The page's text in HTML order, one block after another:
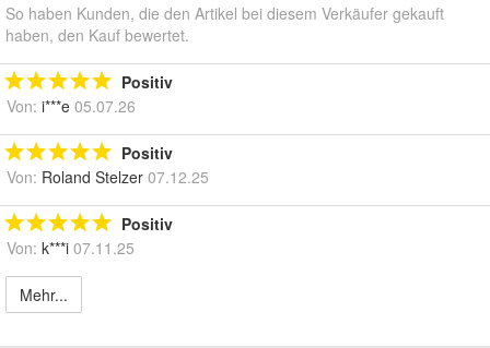
So haben Kunden, die den Artikel bei diesem Verkäufer gekauft
haben, den Kauf bewertet.
Positiv
Von: i***e 05.07.26
Positiv
Von: Roland Stelzer 07.12.25
Positiv
Von: k***i 07.11.25
Mehr...